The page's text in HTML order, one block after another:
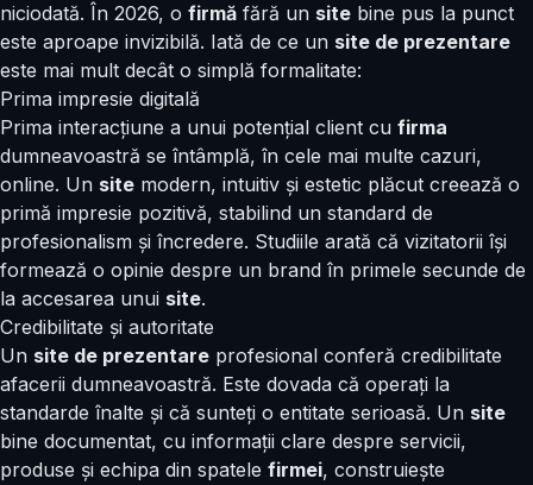
niciodată. În 2026, o firmă fără un site bine pus la punct
este aproape invizibilă. Iată de ce un site de prezentare
este mai mult decât o simplă formalitate:
Prima impresie digitală
Prima interacțiune a unui potențial client cu firma
dumneavoastră se întâmplă, în cele mai multe cazuri,
online. Un site modern, intuitiv și estetic plăcut creează o
primă impresie pozitivă, stabilind un standard de
profesionalism și încredere. Studiile arată că vizitatorii își
formează o opinie despre un brand în primele secunde de
la accesarea unui site.
Credibilitate și autoritate
Un site de prezentare profesional conferă credibilitate
afacerii dumneavoastră. Este dovada că operați la
standarde înalte și că sunteți o entitate serioasă. Un site
bine documentat, cu informații clare despre servicii,
produse și echipa din spatele firmei, construiește